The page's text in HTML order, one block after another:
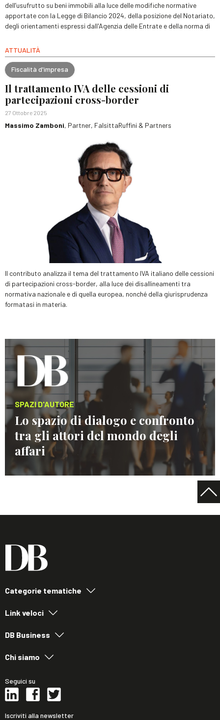
dell’usufrutto su beni immobili alla luce delle modifiche normative
apportate con la Legge di Bilancio 2024, della posizione del Notariato,
degli orientamenti espressi dall'Agenzia delle Entrate e della norma di
ATTUALITÀ
Fiscalità d'impresa
Il trattamento IVA delle cessioni di
partecipazioni cross-border
27 Ottobre 2025
Massimo Zamboni, Partner, FalsittaRuffini & Partners
Il contributo analizza il tema del trattamento IVA italiano delle cessioni
di partecipazioni cross-border, alla luce dei disallineamenti tra
normativa nazionale e di quella europea, nonché della giurisprudenza
formatasi in materia.
SPAZI D'AUTORE
Lo spazio di dialogo e confronto
tra gli attori del mondo degli
affari
Categorie tematiche
Link veloci
DB Business
Chi siamo
Seguici su
Iscriviti alla newsletter